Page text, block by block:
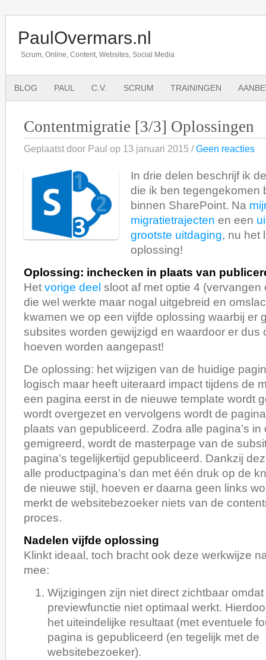
PaulOvermars.nl
Scrum, Online, Content, Websites, Social Media
BLOG PAUL C.V. SCRUM TRAININGEN
Contentmigratie [3/3] Oplossingen
Geplaatst door Paul op 13 januari 2015 /Geen reacties
In drie delen beschrijf ik
die ik ben tegengekomen
binnen SharePoint. Na
migratietrajecten en een
grootste uitdaging, nu het
oplossing!
Oplossing: inchecken in plaats van
Het vorige deel sloot af met optie 4 (vervangen
die wel werkte maar nogal uitgebreid en
kwamen we op een vijfde oplossing waarbij er
subsites worden gewijzigd en waardoor er dus
hoeven worden aangepast!
De oplossing: het wijzigen van de huidige
logisch maar heeft uiteraard impact tijdens de
een pagina eerst in de nieuwe template wordt
wordt overgezet en vervolgens wordt de
plaats van gepubliceerd. Zodra alle pagina’s in
gemigreerd, wordt de masterpage van de
pagina’s tegelijkertijd gepubliceerd. Dankzij
alle productpagina’s dan met één druk op de
de nieuwe stijl, hoeven er daarna geen links
merkt de websitebezoeker niets van de
proces.
Nadelen vijfde oplossing
Klinkt ideaal, toch bracht ook deze werkwijze
mee:
Wijzigingen zijn niet direct zichtbaar
previewfunctie niet optimaal werkt.
het uiteindelijke resultaat (met eventuele
pagina is gepubliceerd (en tegelijk met de
websitebezoeker).